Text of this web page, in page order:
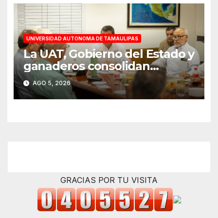
UNIVERSIDAD AUTONOMA DE TAMAULIPAS
La UAT, Gobierno del Estado y
ganaderos consolidan
proyecto “Carne Tam”
AGO 5, 2026
GRACIAS POR TU VISITA